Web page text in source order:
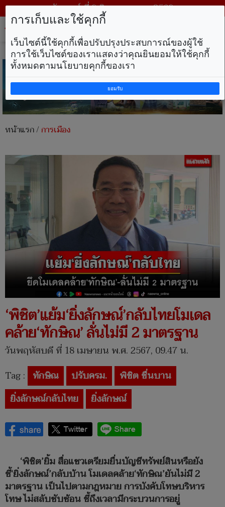
วันเสาร์ ที่ 8 สิงหาคม พ.ศ. 2569
หน้าแรก/การเมือง
‘พิชิต’แย้ม‘ยิ่งลักษณ์’กลับไทยโมเดล
คล้าย‘ทักษิณ’ ลั่นไม่มี 2 มาตรฐาน
วันพฤหัสบดี ที่ 18 เมษายน พ.ศ. 2567, 09.47 น.
Tag : ทักษิณ ปรับครม.
พิชิต ชื่นบาน
ยิ่งลักษณ์กลับไทย
ยิ่งลักษณ์
‘พิชิต’ยิ้ม สื่อแซวเตรียมยื่นบัญชีทรัพย์สินหรือยัง
ชี้‘ยิ่งลักษณ์’กลับบ้าน โมเดลคล้าย‘ทักษิณ’ยันไม่มี 2
มาตรฐาน เป็นไปตามกฎหมาย การบังคับโทษบริหาร
โทษ ไม่สลับซับซ้อน ชี้ถึงเวลามีกระบวนการอยู่
การเก็บและใช้คุกกี้
เว็บไซต์นี้ใช้คุกกี้เพื่อปรับปรุงประสบการณ์ของผู้ใช้
การใช้เว็บไซต์ของเราแสดงว่าคุณยินยอมให้ใช้คุกกี้
ทั้งหมดตามนโยบายคุกกี้ของเรา
ยอมรับ